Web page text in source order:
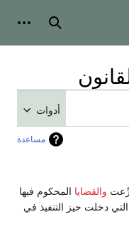
بحث
أدوات
مساعدة
والقضايا المحكوم فيها
التي دخلت حيز التنفيذ في